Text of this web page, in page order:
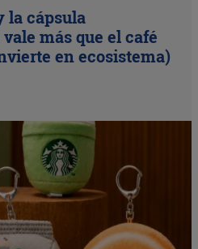
la cápsula
más que el café
en ecosistema)